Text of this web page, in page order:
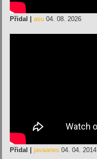
Přidal | asu 04. 08. 2026
Přidal | javaanes 04. 04. 2014